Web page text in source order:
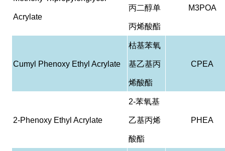
Acrylate
丙二醇单
丙烯酸酯
M3POA
Cumyl Phenoxy Ethyl Acrylate
枯基苯氧
基乙基丙
烯酸酯
CPEA
2-Phenoxy Ethyl Acrylate
2-苯氧基
乙基丙烯
酸酯
PHEA